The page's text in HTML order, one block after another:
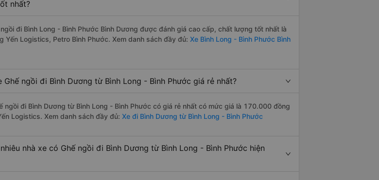
nhất?
ngồi đi Bình Long - Bình Phước Bình Dương được đánh giá cao cấp, chất lượng tốt nhất là
Yến Logistics, Petro Bình Phước. Xem danh sách đầy đủ: Xe Bình Long - Bình Phước Bình
Ghế ngồi đi Bình Dương từ Bình Long - Bình Phước giá rẻ nhất?
ngồi đi Bình Dương từ Bình Long - Bình Phước có giá rẻ nhất có mức giá là 170.000 đồng
Logistics. Xem danh sách đầy đủ: Xe đi Bình Dương từ Bình Long - Bình Phước
nhà xe có Ghế ngồi đi Bình Dương từ Bình Long - Bình Phước hiện